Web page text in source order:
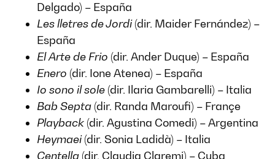
Delgado) – España
Les lletres de Jordi(dir. Maider Fernández) –
España
El Arte de Frio (dir. Ander Duque) – España
Enero (dir. Ione Atenea) – España
Io sono il sole (dir. Ilaria Gambarelli) – Italia
Bab Septa (dir. Randa Maroufi) – Françe
Playback (dir. Agustina Comedi) – Argentina
Heymaei(dir. Sonia Ladidà) – Italia
Centella (dir. Claudia Claremi) – Cuba